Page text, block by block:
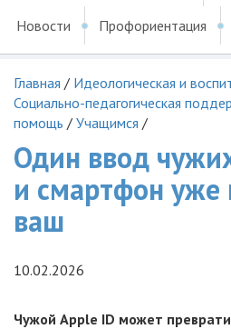
Новости Профориентация
Главная / Идеологическая и
Социально-педагогическая
помощь / Учащимся /
Один ввод
и смартфон уже
ваш
10.02.2026
Чужой Apple ID может